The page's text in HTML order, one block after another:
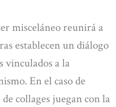
misceláneo reunirá a
establecen un diálogo
vinculados a la
En el caso de
collages juegan con la